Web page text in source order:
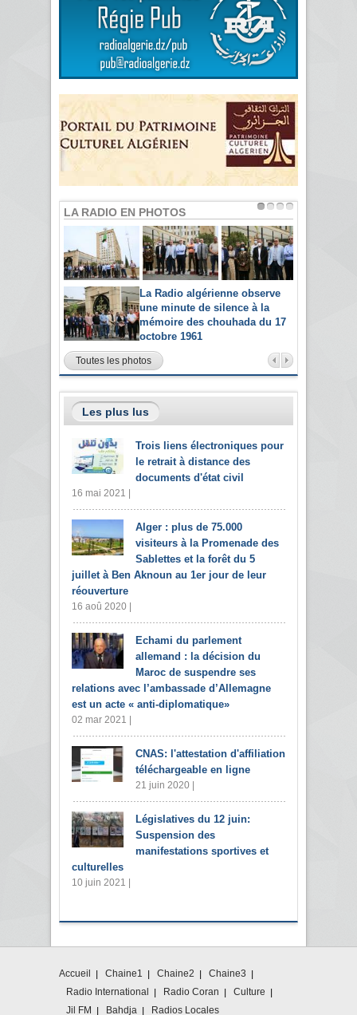
LA RADIO EN PHOTOS
La Radio algérienne observe
une minute de silence à la
mémoire des chouhada du 17
octobre 1961
Toutes les photos
Les plus lus
Trois liens électroniques pour
le retrait à distance des
documents d'état civil
16 mai 2021 |
Alger : plus de 75.000
visiteurs à la Promenade des
Sablettes et la forêt du 5
juillet à Ben Aknoun au 1er jour de leur
réouverture
16 aoû 2020 |
Echami du parlement
allemand : la décision du
Maroc de suspendre ses
relations avec l’ambassade d’Allemagne
est un acte « anti-diplomatique»
02 mar 2021 |
CNAS: l'attestation d'affiliation
téléchargeable en ligne
21 juin 2020 |
Législatives du 12 juin:
Suspension des
manifestations sportives et
culturelles
10 juin 2021 |
Accueil Chaine1 Chaine2
Chaine3
Radio International
Radio Coran
Culture
Jil FM
Bahdja Radios Locales